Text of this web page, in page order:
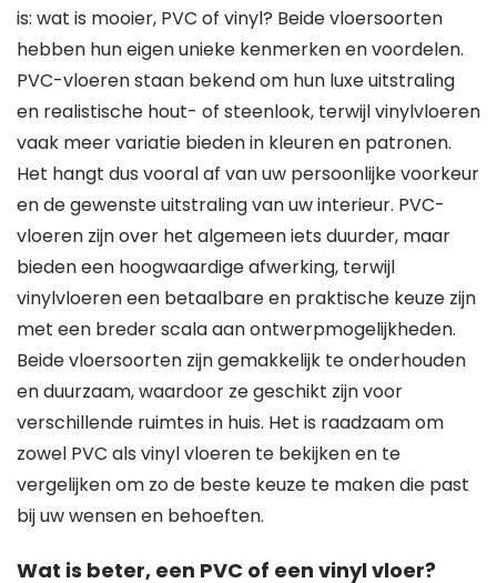
is: wat is mooier, PVC of vinyl? Beide vloersoorten
hebben hun eigen unieke kenmerken en voordelen.
PVC-vloeren staan bekend om hun luxe uitstraling
en realistische hout- of steenlook, terwijl vinylvloeren
vaak meer variatie bieden in kleuren en patronen.
Het hangt dus vooral af van uw persoonlijke voorkeur
en de gewenste uitstraling van uw interieur. PVC-
vloeren zijn over het algemeen iets duurder, maar
bieden een hoogwaardige afwerking, terwijl
vinylvloeren een betaalbare en praktische keuze zijn
met een breder scala aan ontwerpmogelijkheden.
Beide vloersoorten zijn gemakkelijk te onderhouden
en duurzaam, waardoor ze geschikt zijn voor
verschillende ruimtes in huis. Het is raadzaam om
zowel PVC als vinyl vloeren te bekijken en te
vergelijken om zo de beste keuze te maken die past
bij uw wensen en behoeften.
Wat is beter, een PVC of een vinyl vloer?